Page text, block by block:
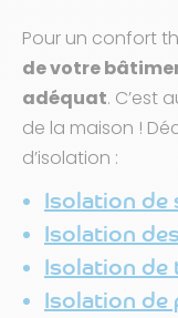
Pour un confort
de votre
adéquat. C’est
de la maison !
d’isolation :
Isolation de
Isolation
Isolation de
Isolation de